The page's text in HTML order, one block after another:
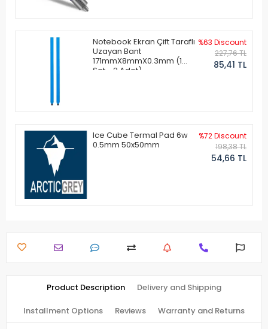
Notebook Ekran Çift Taraflı
Uzayan Bant
171mmX8mmX0.3mm (1
Set - 2 Adet)
%63 Discount
227,76 TL
85,41 TL
Ice Cube Termal Pad 6w
0.5mm 50x50mm
%72 Discount
198,38 TL
54,66 TL
Product Description Delivery and Shipping
Installment Options Reviews Warranty and Returns